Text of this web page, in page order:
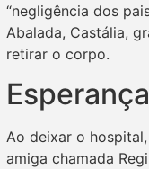
“negligência dos
Abalada, Castália,
retirar o corpo.
Esperança
Ao deixar o
amiga chamada